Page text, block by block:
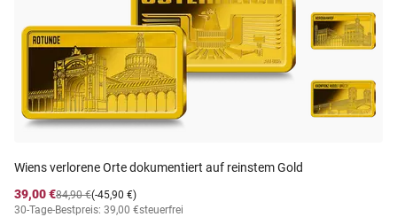
Wiens verlorene Orte dokumentiert auf reinstem Gold
39,00 €
(-45,90 €)
84,90 €
30-Tage-Bestpreis: 39,00 €steuerfrei